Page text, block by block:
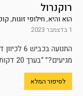
רוקנרול
הוא והיא,חילופי זוגות,
1 בדצמבר 2023
התנועה
מגיעים?” “בערך 20 דקות” אמרתי והסתובבתי לכיוונה של אשתי...
לסיפור המלא